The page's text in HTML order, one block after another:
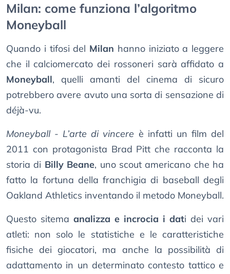
Milan: come funziona l’algoritmo
Moneyball
Quando i tifosi del Milan hanno iniziato a leggere
che il calciomercato dei rossoneri sarà affidato a
Moneyball, quelli amanti del cinema di sicuro
potrebbero avere avuto una sorta di sensazione di
déjà-vu.
Moneyball - L’arte di vincere è infatti un film del
2011 con protagonista Brad Pitt che racconta la
storia di Billy Beane, uno scout americano che ha
fatto la fortuna della franchigia di baseball degli
Oakland Athletics inventando il metodo Moneyball.
Questo sitema analizza e incrocia i dati dei vari
atleti: non solo le statistiche e le caratteristiche
fisiche dei giocatori, ma anche la possibilità di
adattamento in un determinato contesto tattico e